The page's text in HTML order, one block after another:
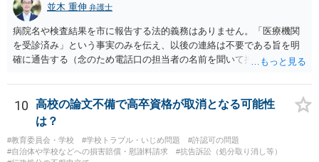
並木 重伸 弁護士
病院名や検査結果を市に報告する法的義務はありません。「医療機関
を受診済み」という事実のみを伝え、以後の連絡は不要である旨を明
確に通告する（念のため電話口の担当者の名前を聞いて控えておく）
10
高校の論文不備で高卒資格が取消となる可能性
は？
#教育委員会・学校 #学校トラブル・いじめ問題
#許認可の問題
#自治体や学校などへの損害賠償・慰謝料請求
#抗告訴訟（処分取り消し等）